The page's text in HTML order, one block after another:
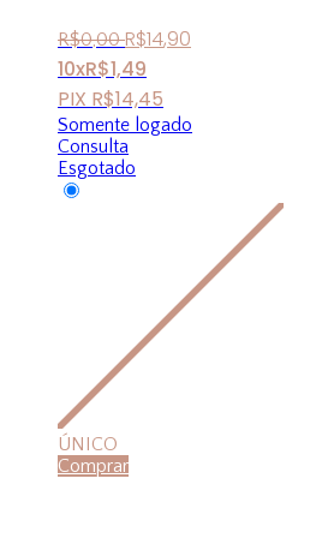
R$0,00 R$14,90
10xR$1,49
PIX R$14,45
Somente logado
Consulta
Esgotado
ÚNICO
Comprar